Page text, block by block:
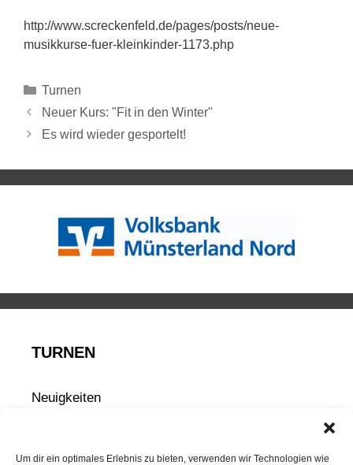
Um dir ein optimales Erlebnis zu bieten, verwenden wir Technologien wie
http://www.screckenfeld.de/pages/posts/neue-
musikkurse-fuer-kleinkinder-1173.php
Turnen
Neuer Kurs: "Fit in den Winter"
Es wird wieder gesportelt!
TURNEN
Neuigkeiten